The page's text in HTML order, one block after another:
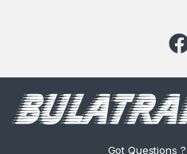
Got Questions